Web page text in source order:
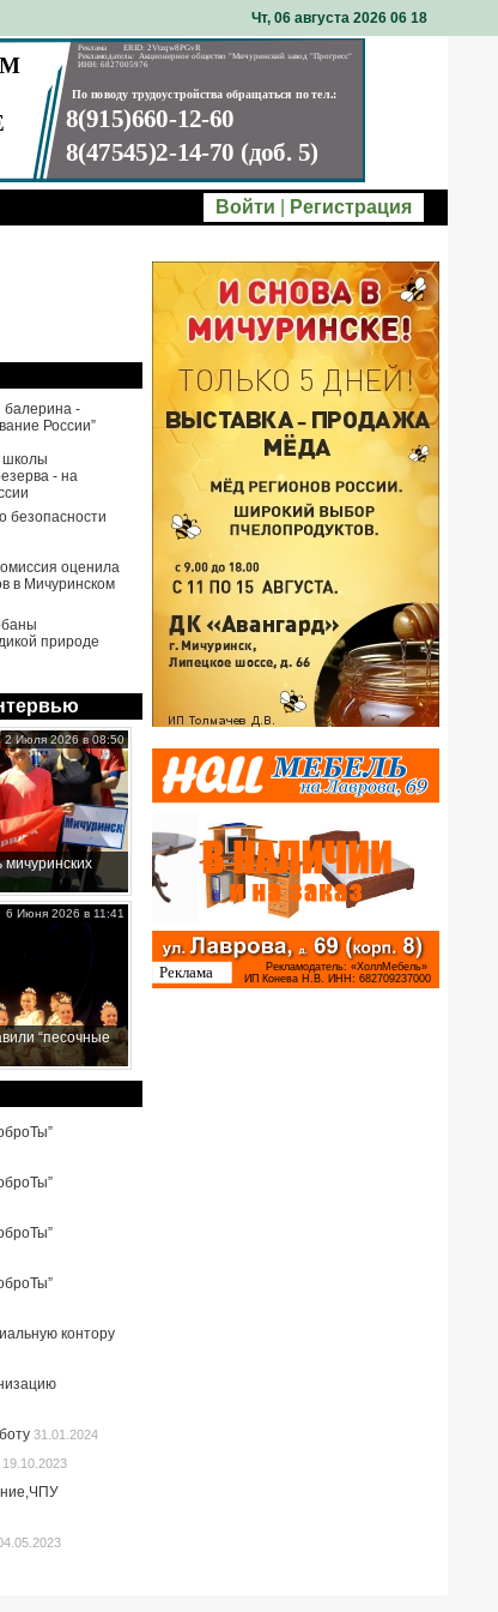
Чт, 06 августа 2026 06: 18
Войти Регистрация
балерина -
России”
школы
- на
безопасности
оценила
в Мичуринском
природе
2 Июля 2026 в 08:50
“песочные
6 Июня 2026 в 11:41
контору
31.01.2024
19.10.2023